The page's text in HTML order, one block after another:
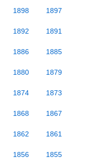
1898 1897
1892 1891
1886 1885
1880 1879
1874 1873
1868 1867
1862 1861
1856 1855